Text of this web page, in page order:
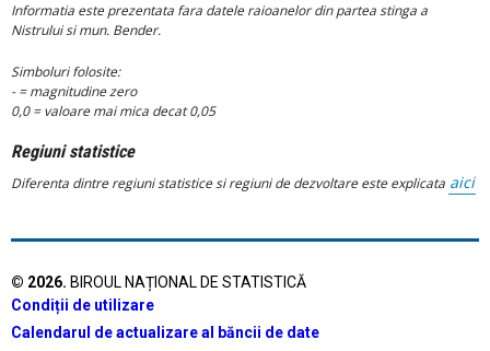
Informatia este prezentata fara datele raioanelor din partea stinga a
Nistrului si mun. Bender.
Simboluri folosite:
- = magnitudine zero
0,0 = valoare mai mica decat 0,05
Regiuni statistice
Diferenta dintre regiuni statistice si regiuni de dezvoltare este explicata aici
© 2026. BIROUL NAȚIONAL DE STATISTICĂ
Condiții de utilizare
Calendarul de actualizare al băncii de date